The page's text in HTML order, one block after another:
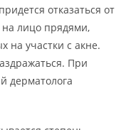
отказаться от
лицо прядями,
на участки с акне.
При
дерматолога